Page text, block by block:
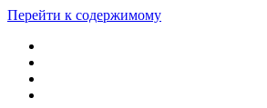
Перейти к содержимому